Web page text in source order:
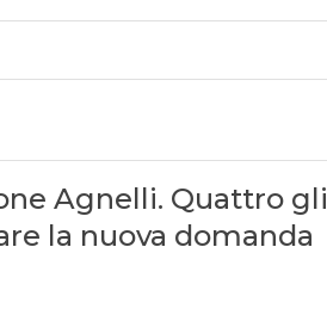
Agnelli. Quattro gli
la nuova domanda